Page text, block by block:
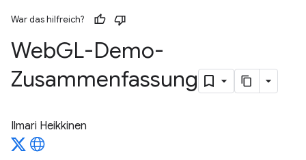
War das hilfreich?
WebGL-Demo-
Zusammenfassung
Ilmari Heikkinen